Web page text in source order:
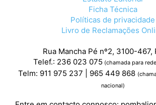
Ficha Técnica
Políticas de privacidade
Livro de Reclamações
Rua Mancha Pé nº2, 3100-467,
Telef.: 236 023 075 (chamada para
Telm: 911 975 237 | 965 449 868
nacional)